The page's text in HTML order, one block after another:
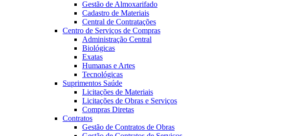
Gestão de Almoxarifado
Cadastro de Materiais
Central de Contratações
Centro de Serviços de Compras
Administração Central
Biológicas
Exatas
Humanas e Artes
Tecnológicas
Suprimentos Saúde
Licitações de Materiais
Licitações de Obras e Serviços
Compras Diretas
Contratos
Gestão de Contratos de Obras